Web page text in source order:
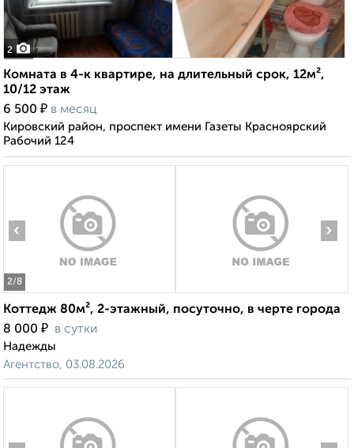
2
Комната в 4-к квартире, на длительный срок, 12м²,
10/12 этаж
6 500 ₽ в месяц
Кировский район, проспект имени Газеты Красноярский
Рабочий 124
2/8
‹ ›
Коттедж 80м², 2-этажный, посуточно, в черте города
8 000 ₽ в сутки
Надежды
Агентство, 03.08.2026